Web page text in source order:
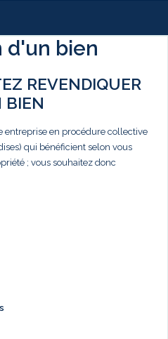
d'un bien
REVENDIQUER
BIEN
entreprise en procédure collective
qui bénéficient selon vous
; vous souhaitez donc